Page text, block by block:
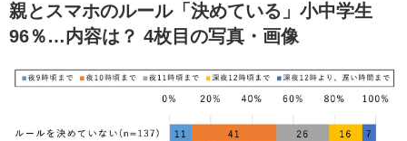
親とスマホのルール「決めている」小中学生
96％…内容は？ 4枚目の写真・画像